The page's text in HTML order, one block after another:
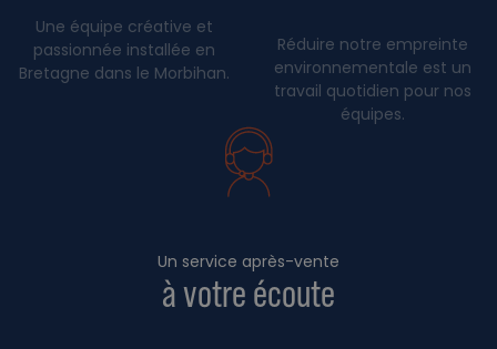
Une équipe créative et
passionnée installée en
Bretagne dans le Morbihan.
Réduire notre empreinte
environnementale est un
travail quotidien pour nos
équipes.
Un service après-vente
à votre écoute